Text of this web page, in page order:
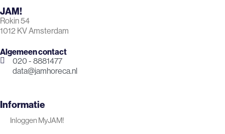
JAM!
Rokin 54
1012 KV Amsterdam
Algemeen contact
020 - 8881477
data@jamhoreca.nl
Informatie
Inloggen MyJAM!